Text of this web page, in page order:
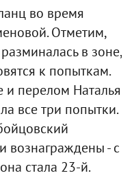
во время
Отметим,
в зоне,
к попыткам.
и перелом Наталья
все три попытки.
вознаграждены - с
стала 23-й.